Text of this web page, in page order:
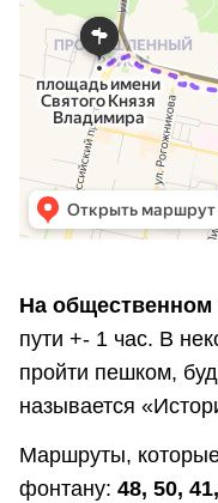
На общественном
пути +- 1 час. В
пройти пешком,
называется
Маршруты,
фонтану: 48, 50,